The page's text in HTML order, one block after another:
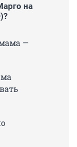
на
—